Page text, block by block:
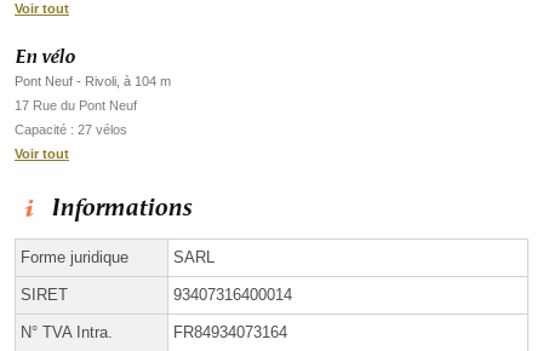
Voir tout
En vélo
Pont Neuf - Rivoli, à 104 m
17 Rue du Pont Neuf
Capacité : 27 vélos
Voir tout
Informations
Forme juridique SARL
SIRET 93407316400014
N° TVA Intra. FR84934073164